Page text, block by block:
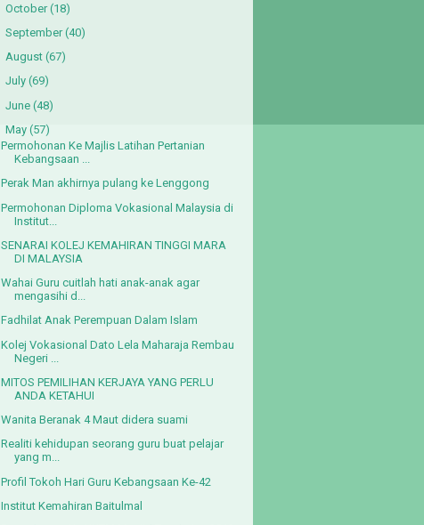
October (18)
September (40)
August (67)
July (69)
June (48)
May (57)
Permohonan Ke Majlis Latihan Pertanian
Kebangsaan ...
Perak Man akhirnya pulang ke Lenggong
Permohonan Diploma Vokasional Malaysia di
Institut...
SENARAI KOLEJ KEMAHIRAN TINGGI MARA
DI MALAYSIA
Wahai Guru cuitlah hati anak-anak agar
mengasihi d...
Fadhilat Anak Perempuan Dalam Islam
Kolej Vokasional Dato Lela Maharaja Rembau
Negeri ...
MITOS PEMILIHAN KERJAYA YANG PERLU
ANDA KETAHUI
Wanita Beranak 4 Maut didera suami
Realiti kehidupan seorang guru buat pelajar
yang m...
Profil Tokoh Hari Guru Kebangsaan Ke-42
Institut Kemahiran Baitulmal